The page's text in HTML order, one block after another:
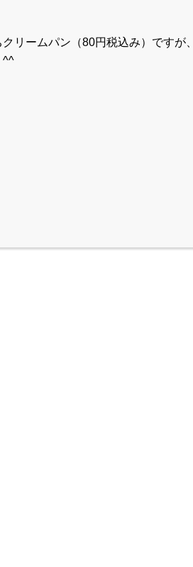
リームパン（80円税込み）ですが
^^